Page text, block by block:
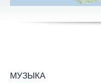
МУЗЫКА